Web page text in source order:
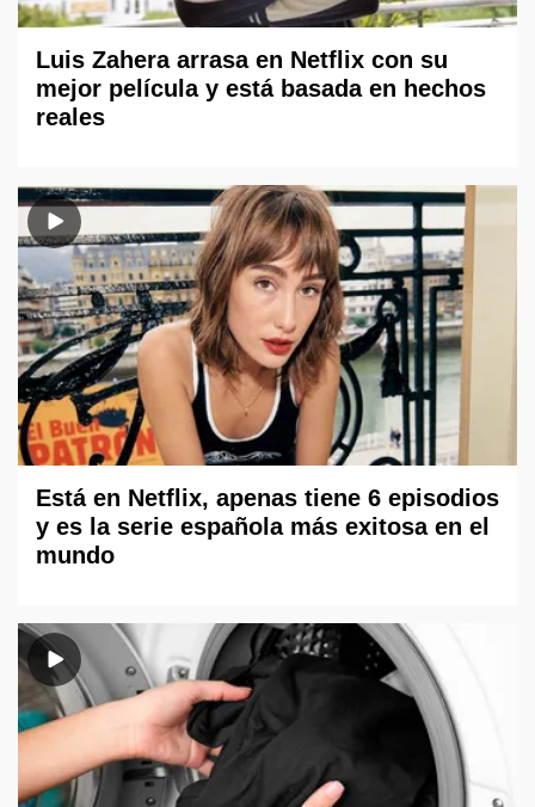
Luis Zahera arrasa en Netflix con su
mejor película y está basada en hechos
reales
Está en Netflix, apenas tiene 6 episodios
y es la serie española más exitosa en el
mundo